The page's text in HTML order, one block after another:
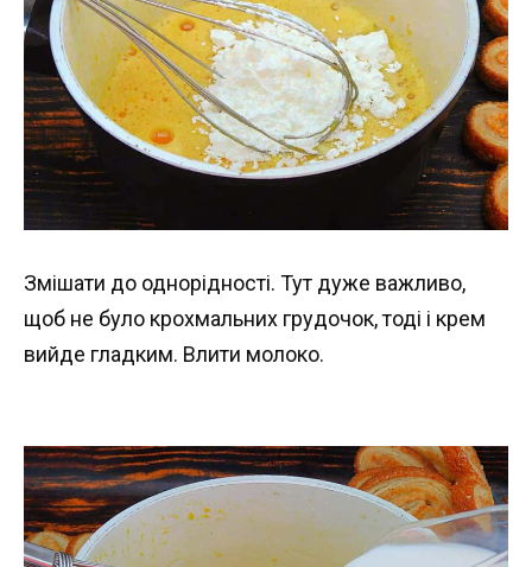
Змішати до однорідності. Тут дуже важливо,
щоб не було крохмальних грудочок, тоді і крем
вийде гладким. Влити молоко.